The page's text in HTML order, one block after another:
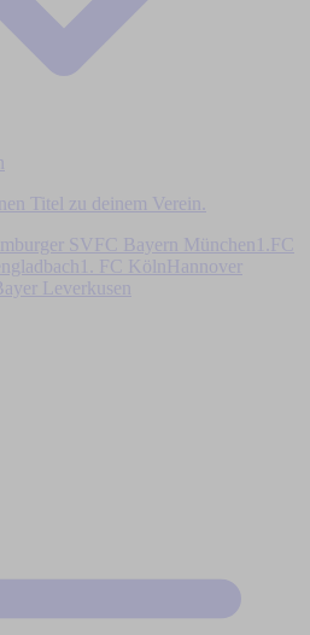
Titel zu deinem Verein.
SV FC Bayern München
1.FC
1. FC Köln
Hannover
Leverkusen